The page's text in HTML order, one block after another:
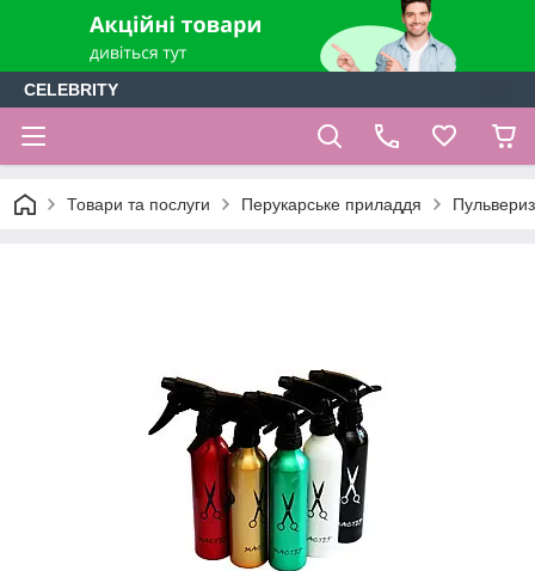
CELEBRITY
Товари та послуги Перукарське приладдя